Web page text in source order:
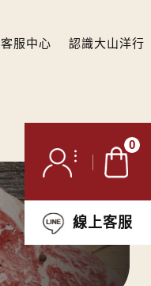
客服中心 認識大山洋行
0
線上客服